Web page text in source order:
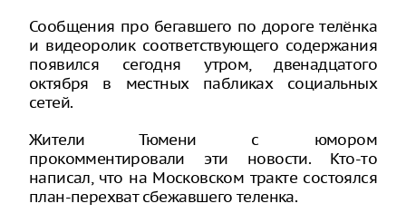
Сообщения про бегавшего по дороге телёнка
и видеоролик соответствующего содержания
появился сегодня утром, двенадцатого
октября в местных пабликах социальных
сетей.
Жители Тюмени с юмором
прокомментировали эти новости. Кто-то
написал, что на Московском тракте состоялся
план-перехват сбежавшего теленка.